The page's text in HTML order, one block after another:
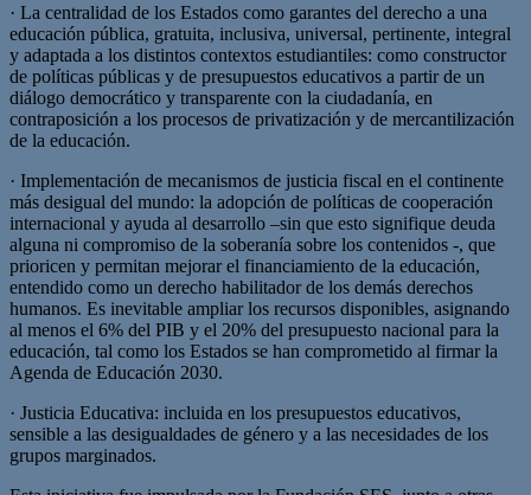
· La centralidad de los Estados como garantes del derecho a una
educación pública, gratuita, inclusiva, universal, pertinente, integral
y adaptada a los distintos contextos estudiantiles: como constructor
de políticas públicas y de presupuestos educativos a partir de un
diálogo democrático y transparente con la ciudadanía, en
contraposición a los procesos de privatización y de mercantilización
de la educación.
· Implementación de mecanismos de justicia fiscal en el continente
más desigual del mundo: la adopción de políticas de cooperación
internacional y ayuda al desarrollo –sin que esto signifique deuda
alguna ni compromiso de la soberanía sobre los contenidos -, que
prioricen y permitan mejorar el financiamiento de la educación,
entendido como un derecho habilitador de los demás derechos
humanos. Es inevitable ampliar los recursos disponibles, asignando
al menos el 6% del PIB y el 20% del presupuesto nacional para la
educación, tal como los Estados se han comprometido al firmar la
Agenda de Educación 2030.
· Justicia Educativa: incluida en los presupuestos educativos,
sensible a las desigualdades de género y a las necesidades de los
grupos marginados.